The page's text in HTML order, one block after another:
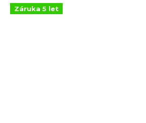
Záruka 5 let